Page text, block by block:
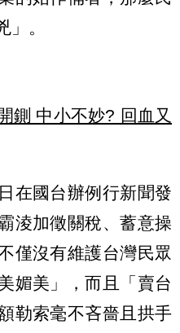
。
鍘 中小不妙? 回血又
在國台辦例行新聞發
淩加徵關稅、蓄意操
僅沒有維護台灣民眾
媚美」，而且「賣台
勒索毫不吝嗇且拱手